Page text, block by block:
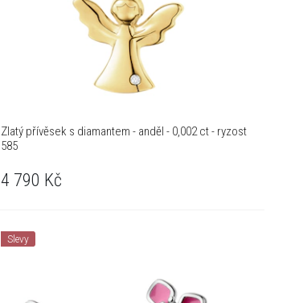
Zlatý přívěsek s diamantem - anděl - 0,002 ct - ryzost
585
4 790 Kč
Slevy